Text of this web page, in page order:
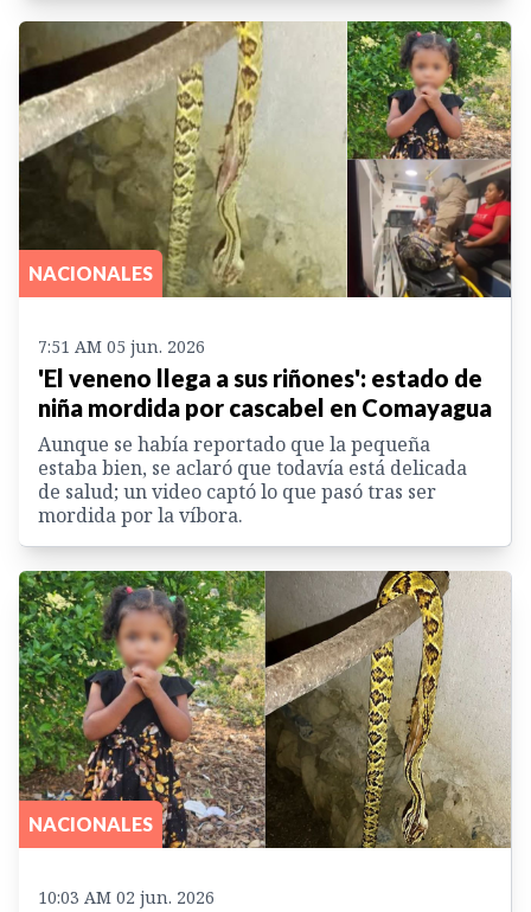
NACIONALES
7:51 AM 05 jun. 2026
'El veneno llega a sus riñones': estado de
niña mordida por cascabel en Comayagua
Aunque se había reportado que la pequeña
estaba bien, se aclaró que todavía está delicada
de salud; un video captó lo que pasó tras ser
mordida por la víbora.
NACIONALES
10:03 AM 02 jun. 2026